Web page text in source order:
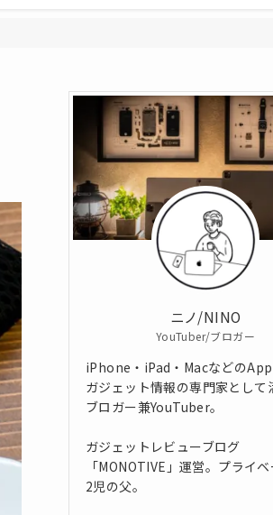
ニノ/NINO
YouTuber/ブロガー
iPhone・iPad・Macなどの
ガジェット情報の専門家として
ブロガー兼YouTuber。
ガジェットレビューブログ
「MONOTIVE」運営。プライ
2児の父。